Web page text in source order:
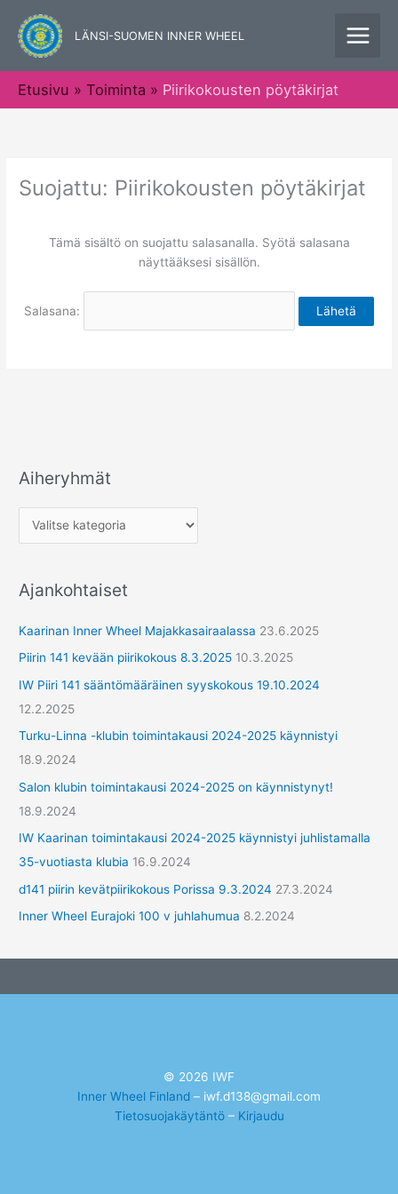
sisältöön
LÄNSI-SUOMEN INNER WHEEL
Etusivu Toiminta Piirikokousten pöytäkirjat
Suojattu: Piirikokousten pöytäkirjat
Tämä sisältö on suojattu salasanalla. Syötä salasana
näyttääksesi sisällön.
Salasana:
Aiheryhmät
A
e
y
t
Ajankohtaiset
Kaarinan Inner Wheel Majakkasairaalassa 23.6.2025
Piirin 141 kevään piirikokous 8.3.2025 10.3.2025
IW Piiri 141 sääntömääräinen syyskokous 19.10.2024
12.2.2025
Turku-Linna -klubin toimintakausi 2024-2025 käynnistyi
18.9.2024
Salon klubin toimintakausi 2024-2025 on käynnistynyt!
18.9.2024
IW Kaarinan toimintakausi 2024-2025 käynnistyi juhlistamalla
35-vuotiasta klubia 16.9.2024
d141 piirin kevätpiirikokous Porissa 9.3.2024 27.3.2024
Inner Wheel Eurajoki 100 v juhlahumua 8.2.2024
© 2026 IWF
Inner Wheel Finland – iwf.d138@gmail.com
Tietosuojakäytäntö– Kirjaudu